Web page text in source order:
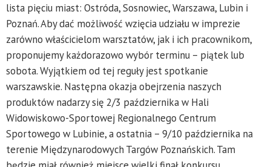
lista pięciu miast: Ostróda, Sosnowiec, Warszawa, Lubin i
Poznań. Aby dać możliwość wzięcia udziału w imprezie
zarówno właścicielom warsztatów, jak i ich pracownikom,
proponujemy każdorazowo wybór terminu – piątek lub
sobota. Wyjątkiem od tej reguły jest spotkanie
warszawskie. Następna okazja obejrzenia naszych
produktów nadarzy się 2/3 października w Hali
Widowiskowo-Sportowej Regionalnego Centrum
Sportowego w Lubinie, a ostatnia – 9/10 października na
terenie Międzynarodowych Targów Poznańskich. Tam